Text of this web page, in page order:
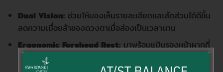
Dual Vision:ช่วยให้มองเห็นรายละเอียดและสัดส่วนได้ดีขึ้น
ลดความเมื่อยล้าของดวงตาเมื่อส่องเป็นเวลานาน
Ergonomic Forehead Rest:มาพร้อมแป้นรองหน้าผากที่
ปรับระดับได้ เพิ่มความนิ่งและความสบายอย่างขีดสุด